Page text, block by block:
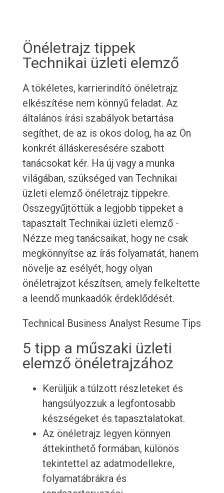
Önéletrajz tippek
Technikai üzleti elemző
A tökéletes, karrierindító önéletrajz
elkészítése nem könnyű feladat. Az
általános írási szabályok betartása
segíthet, de az is okos dolog, ha az Ön
konkrét álláskeresésére szabott
tanácsokat kér. Ha új vagy a munka
világában, szükséged van Technikai
üzleti elemző önéletrajz tippekre.
Összegyűjtöttük a legjobb tippeket a
tapasztalt Technikai üzleti elemző -
Nézze meg tanácsaikat, hogy ne csak
megkönnyítse az írás folyamatát, hanem
növelje az esélyét, hogy olyan
önéletrajzot készítsen, amely felkeltette
a leendő munkaadók érdeklődését.
Technical Business Analyst Resume Tips
5 tipp a műszaki üzleti
elemző önéletrajzához
Kerüljük a túlzott részleteket és
hangsúlyozzuk a legfontosabb
készségeket és tapasztalatokat.
Az önéletrajz legyen könnyen
áttekinthető formában, különös
tekintettel az adatmodellekre,
folyamatábrákra és